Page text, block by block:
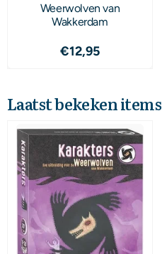
Weerwolven van
Wakkerdam
Prijs: 12,95
€12,95
Laatst bekeken items